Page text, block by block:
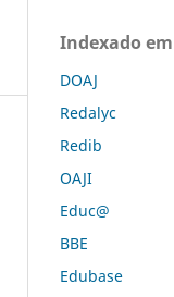
Indexado em
DOAJ
Redalyc
Redib
OAJI
Educ@
BBE
Edubase